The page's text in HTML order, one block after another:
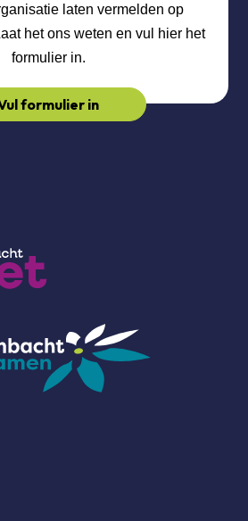
laten vermelden op
het ons weten en vul hier het
formulier in.
formulier in